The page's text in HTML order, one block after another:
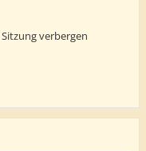
verbergen